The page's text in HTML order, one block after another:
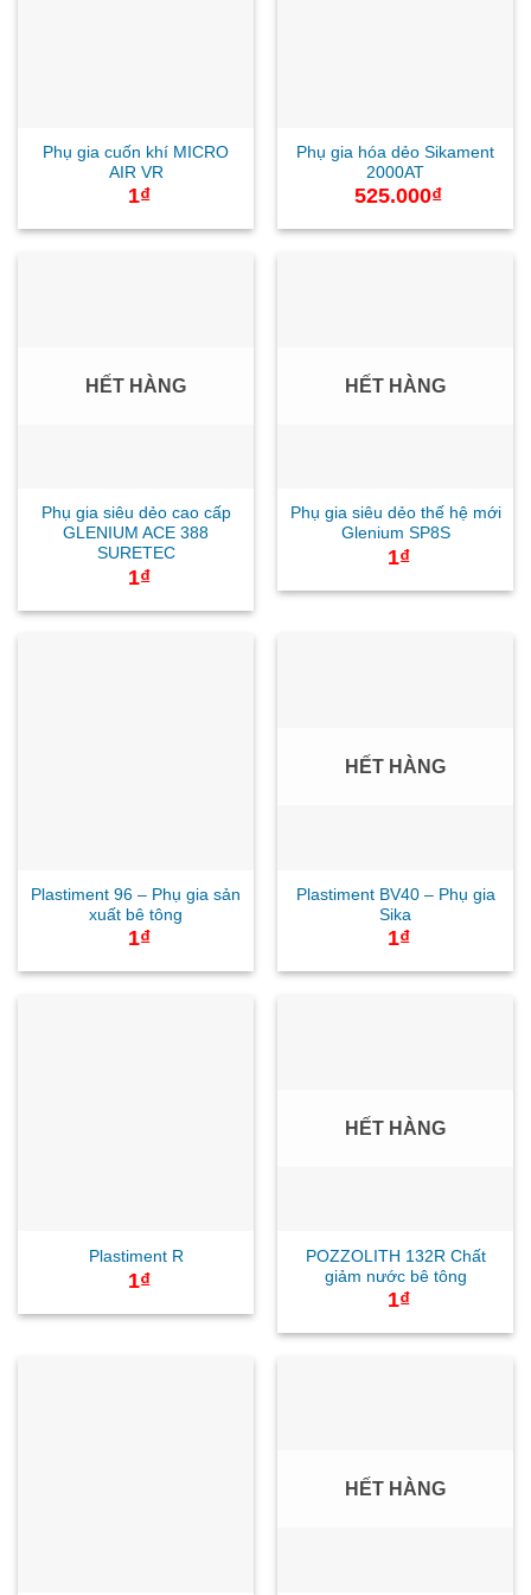
Phụ gia cuốn khí MICRO
AIR VR
1₫
Phụ gia hóa dẻo Sikament
2000AT
525.000₫
HẾT HÀNG
Phụ gia siêu dẻo cao cấp
GLENIUM ACE 388
SURETEC
1₫
HẾT HÀNG
Phụ gia siêu dẻo thế hệ mới
Glenium SP8S
1₫
Plastiment 96 – Phụ gia sản
xuất bê tông
1₫
HẾT HÀNG
Plastiment BV40 – Phụ gia
Sika
1₫
Plastiment R
1₫
HẾT HÀNG
POZZOLITH 132R Chất
giảm nước bê tông
1₫
HẾT HÀNG